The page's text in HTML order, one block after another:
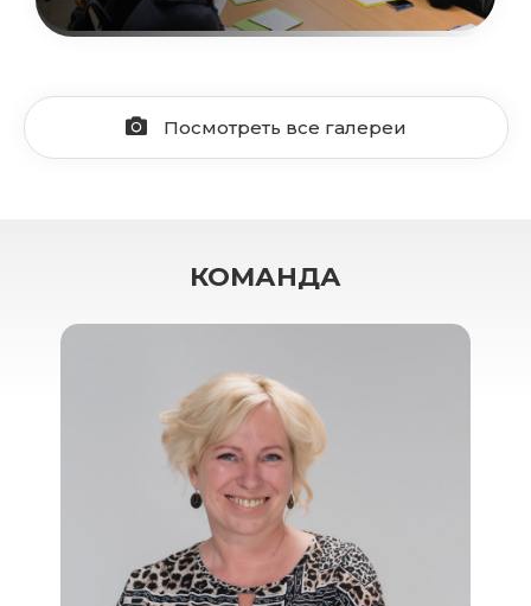
Посмотреть все галереи
КОМАНДА